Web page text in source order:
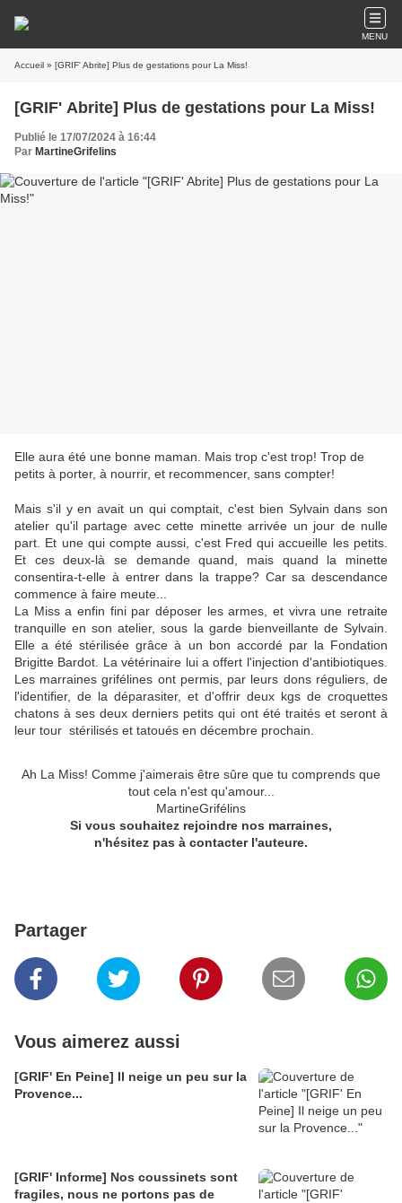
MENU
Accueil » [GRIF' Abrite] Plus de gestations pour La Miss!
[GRIF' Abrite] Plus de gestations pour La Miss!
Publié le 17/07/2024 à 16:44
Par MartineGrifelins
Elle aura été une bonne maman. Mais trop c'est trop! Trop de
petits à porter, à nourrir, et recommencer, sans compter!
Mais s'il y en avait un qui comptait, c'est bien Sylvain dans son
atelier qu'il partage avec cette minette arrivée un jour de nulle
part. Et une qui compte aussi, c'est Fred qui accueille les petits.
Et ces deux-là se demande quand, mais quand la minette
consentira-t-elle à entrer dans la trappe? Car sa descendance
commence à faire meute...
La Miss a enfin fini par déposer les armes, et vivra une retraite
tranquille en son atelier, sous la garde bienveillante de Sylvain.
Elle a été stérilisée grâce à un bon accordé par la Fondation
Brigitte Bardot. La vétérinaire lui a offert l'injection d'antibiotiques.
Les marraines grifélines ont permis, par leurs dons réguliers, de
l'identifier, de la déparasiter, et d'offrir deux kgs de croquettes
chatons à ses deux derniers petits qui ont été traités et seront à
leur tour stérilisés et tatoués en décembre prochain.
Ah La Miss! Comme j'aimerais être sûre que tu comprends que
tout cela n'est qu'amour...
MartineGrifélins
Si vous souhaitez rejoindre nos marraines,
n'hésitez pas à contacter l'auteure.
Partager
Vous aimerez aussi
[GRIF' En Peine] Il neige un peu sur la
Provence...
[GRIF' Informe] Nos coussinets sont
fragiles, nous ne portons pas de